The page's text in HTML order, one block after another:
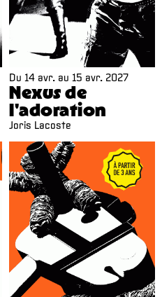
Du 14 avr. au 15 avr. 2027
Nexus de
l'adoration
Joris Lacoste